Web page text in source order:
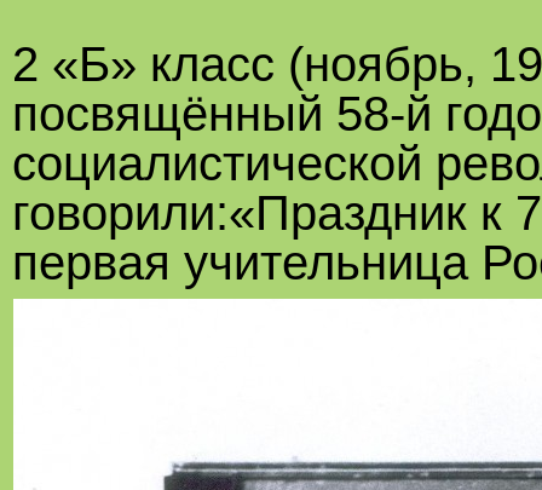
2 «Б» класс (ноябрь,
посвящённый 58-й
социалистической
говорили:«Праздник к
первая учительница